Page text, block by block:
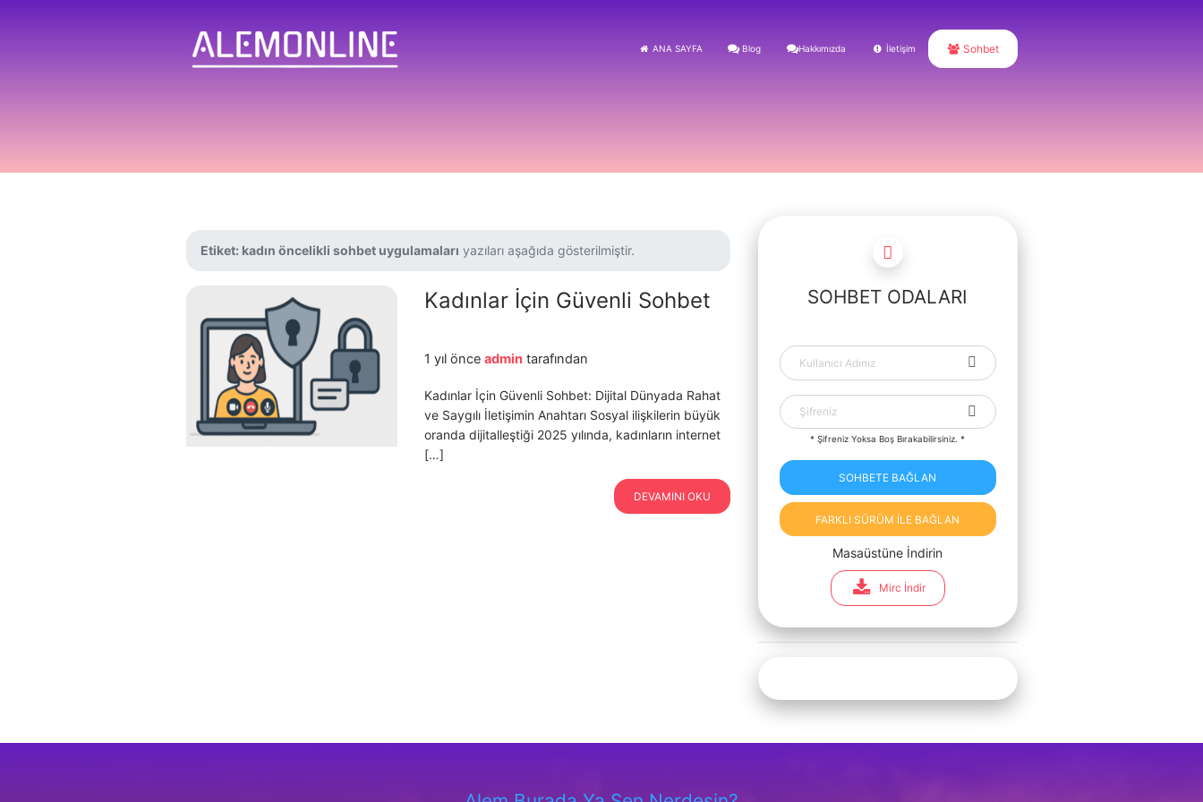
ANA SAYFA Blog Hakkımızda İletişim Sohbet
Etiket: kadın öncelikli sohbet uygulamaları yazıları aşağıda gösterilmiştir.
Kadınlar İçin Güvenli Sohbet
1 yıl önce admintarafından
Kadınlar İçin Güvenli Sohbet: Dijital Dünyada Rahat
ve Saygılı İletişimin Anahtarı Sosyal ilişkilerin büyük
oranda dijitalleştiği 2025 yılında, kadınların internet
[…]
DEVAMINI OKU
SOHBET ODALARI
* Şifreniz Yoksa Boş Bırakabilirsiniz. *
SOHBETE BAĞLAN
FARKLI SÜRÜM İLE BAĞLAN
Masaüstüne İndirin
Mirc İndir